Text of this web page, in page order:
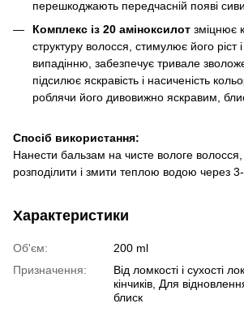
перешкоджають передчасній появі
Комплекс із 20 аміноксилот зміцнює
структуру волосся, стимулює його ріст і
випадінню, забезпечує тривале
підсилює яскравість і насиченість
роблячи його дивовижно яскравим,
Спосіб використання:
Нанести бальзам на чисте вологе волосся,
розподілити і змити теплою водою через
Характеристики
Об'єм:
200 ml
Призначення:
Від ломкості і сухості
кінчиків, Для
блиск